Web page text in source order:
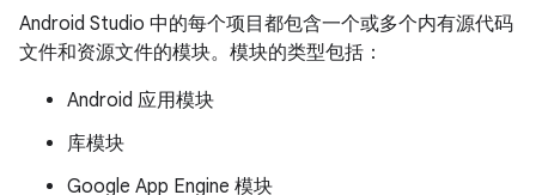
Android Studio 中的每个项目都包含一个或多个内有源代码
文件和资源文件的模块。模块的类型包括：
Android 应用模块
库模块
Google App Engine 模块